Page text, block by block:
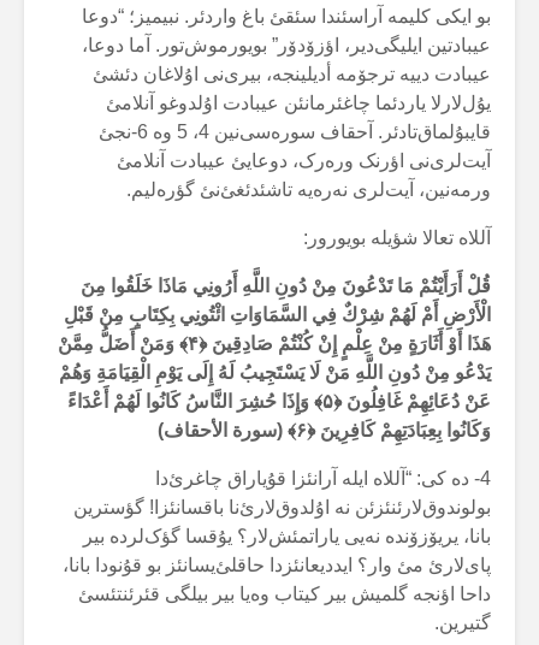
بو ایکی کلیمە آراسئندا سئقئ باغ واردئر. نبیمیز؛ “دوعا
عیبادتین ایلیگی‌دیر، اؤزۆدۆر” بویورموش‌تور. آما دوعا،
عیبادت دییە ترجۆمە أدیلینجە، بیری‌نی اۇلاغان دئشئ
یۇل‌لارلا یاردئما چاغئرمانئن عیبادت اۇلدوغو آنلامئ
قایبۇلماق‌تادئر. آحقاف سورەسی‌نین 4، 5 وە 6-نجئ
آیت‌لری‌نی اؤرنک ورەرک، دوعایئ عیبادت آنلامئ
ورمەنین، آیت‌لری نەرەیە تاشئدئغئ‌نئ گؤرەلیم.
آللاە تعالا شؤیلە بویورور:
قُلْ أَرَأَيْتُمْ مَا تَدْعُونَ مِنْ دُونِ اللَّهِ أَرُونِي مَاذَا خَلَقُوا مِنَ
الْأَرْضِ أَمْ لَهُمْ شِرْكٌ فِي السَّمَاوَاتِ ائْتُونِي بِكِتَابٍ مِنْ قَبْلِ
هَذَا أَوْ أَثَارَةٍ مِنْ عِلْمٍ إِنْ كُنْتُمْ صَادِقِينَ ﴿۴﴾ وَمَنْ أَضَلُّ مِمَّنْ
يَدْعُو مِنْ دُونِ اللَّهِ مَنْ لَا يَسْتَجِيبُ لَهُ إِلَى يَوْمِ الْقِيَامَةِ وَهُمْ
عَنْ دُعَائِهِمْ غَافِلُونَ ﴿۵﴾ وَإِذَا حُشِرَ النَّاسُ كَانُوا لَهُمْ أَعْدَاءً
وَكَانُوا بِعِبَادَتِهِمْ كَافِرِينَ ﴿۶﴾ (سورة الأحقاف)
4- دە کی: “آللاە ایلە آرانئزا قۇیاراق چاغرئ‌دا
بولوندوق‌لارئنئزئن نە اۇلدوق‌لارئ‌نا باقسانئزا! گؤسترین
بانا، یریۆزۆندە نەیی یاراتمئش‌لار؟ یۇقسا گؤک‌لردە بیر
پای‌لارئ مئ وار؟ ایددیعانئزدا حاقلئ‌یسانئز بو قۇنودا بانا،
داحا اؤنجە گلمیش بیر کیتاب وەیا بیر بیلگی قئرئنتئسئ
گتیرین.